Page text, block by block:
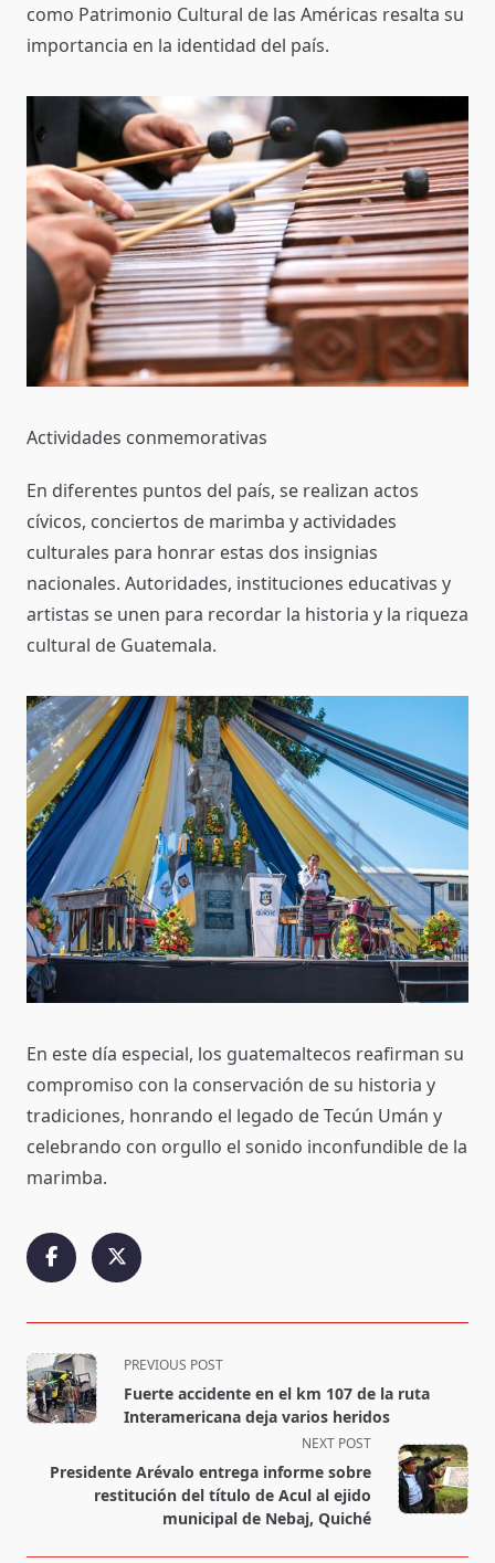
como Patrimonio Cultural de las Américas resalta su
importancia en la identidad del país.
Actividades conmemorativas
En diferentes puntos del país, se realizan actos
cívicos, conciertos de marimba y actividades
culturales para honrar estas dos insignias
nacionales. Autoridades, instituciones educativas y
artistas se unen para recordar la historia y la riqueza
cultural de Guatemala.
En este día especial, los guatemaltecos reafirman su
compromiso con la conservación de su historia y
tradiciones, honrando el legado de Tecún Umán y
celebrando con orgullo el sonido inconfundible de la
marimba.
<span
class="nav-
subtitle
reader-
text">Page</span>
PREVIOUS POST
Fuerte accidente en el km 107 de la ruta
Interamericana deja varios heridos
NEXT POST
Presidente Arévalo entrega informe sobre
restitución del título de Acul al ejido
municipal de Nebaj, Quiché